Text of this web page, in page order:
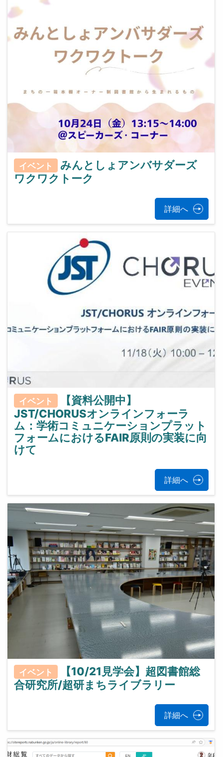
イベント
みんとしょアンバサダーズ
ワクワクトーク
詳細へ
イベント
【資料公開中】
JST/CHORUSオンラインフォーラ
ム：学術コミュニケーションプラット
フォームにおけるFAIR原則の実装に向
けて
詳細へ
イベント
【10/21見学会】超図書館総
合研究所/超研まちライブラリー
詳細へ